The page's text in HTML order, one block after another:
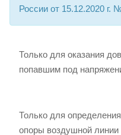
России от 15.12.2020 г.
Только для оказания
попавшим под
Только для
опоры воздушной линии